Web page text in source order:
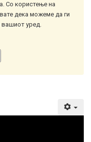
Со користење на
дека можеме да ги
вашиот уред.